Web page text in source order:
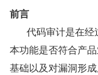
前言
代码审计是在经
本功能是否符合产
基础以及对漏洞形